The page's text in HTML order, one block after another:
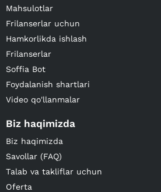
Mahsulotlar
Frilanserlar uchun
Hamkorlikda ishlash
Frilanserlar
Soffia Bot
Foydalanish shartlari
Video qo'llanmalar
Biz haqimizda
Biz haqimizda
Savollar (FAQ)
Talab va takliflar uchun
Oferta